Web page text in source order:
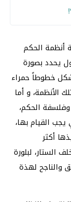
الحكم
يحدد بصورة
خطوطاً حمراء
الأنظمة، و أما
الحكم،
القيام بها،
أكثر
الستار، لبلورة
والناجح لهذة